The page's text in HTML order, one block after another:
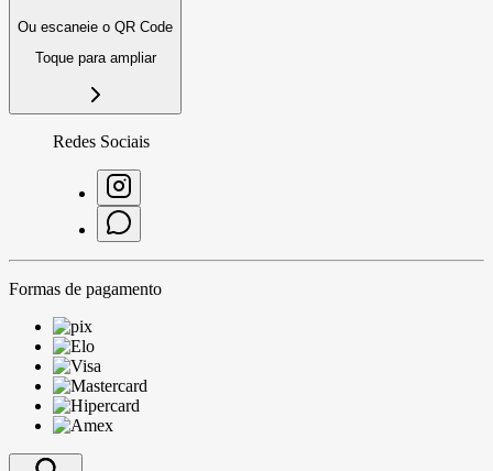
Ou escaneie o QR Code
Toque para ampliar
Redes Sociais
Formas de pagamento